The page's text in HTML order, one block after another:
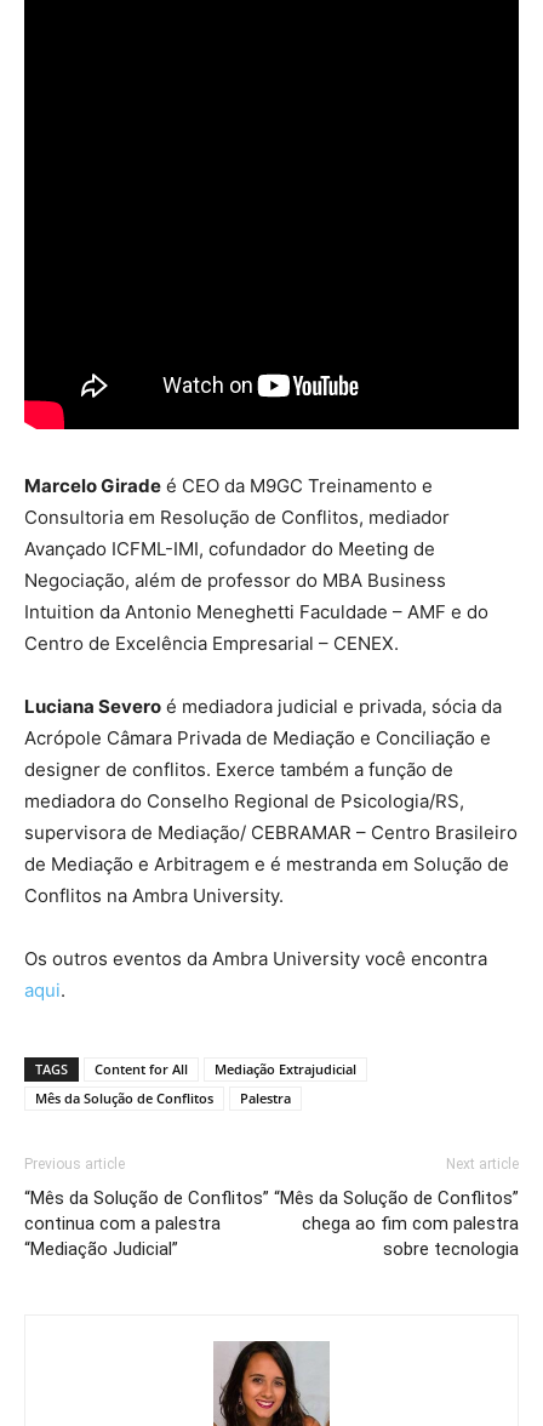
Marcelo Girade é CEO da M9GC Treinamento e
Consultoria em Resolução de Conflitos, mediador
Avançado ICFML-IMI, cofundador do Meeting de
Negociação, além de professor do MBA Business
Intuition da Antonio Meneghetti Faculdade – AMF e do
Centro de Excelência Empresarial – CENEX.
Luciana Severo é mediadora judicial e privada, sócia da
Acrópole Câmara Privada de Mediação e Conciliação e
designer de conflitos. Exerce também a função de
mediadora do Conselho Regional de Psicologia/RS,
supervisora de Mediação/ CEBRAMAR – Centro Brasileiro
de Mediação e Arbitragem e é mestranda em Solução de
Conflitos na Ambra University.
Os outros eventos da Ambra University você encontra
aqui.
TAGS Content for All
Mediação Extrajudicial
Mês da Solução de Conflitos
Palestra
Previous article
“Mês da Solução de Conflitos”
continua com a palestra
“Mediação Judicial”
Next article
“Mês da Solução de Conflitos”
chega ao fim com palestra
sobre tecnologia